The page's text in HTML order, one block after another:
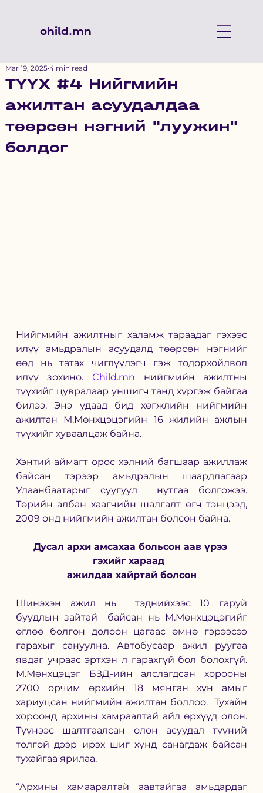
child.mn
ТҮҮХ #4 Нийгмийн
ажилтан асуудалдаа
төөрсөн нэгний "луужин"
болдог
Mar 19, 2025 4 min read
Нийгмийн ажилтныг халамж тараадаг гэхээс
илүү амьдралын асуудалд төөрсөн нэгнийг
өөд нь татах чиглүүлэгч гэж тодорхойлвол
илүү зохино. Child.mn нийгмийн ажилтны
түүхийг цувралаар уншигч танд хүргэж байгаа
билээ. Энэ удаад бид хөгжлийн нийгмийн
ажилтан М.Мөнхцэцэгийн 16 жилийн ажлын
түүхийг хуваалцаж байна.
Хэнтий аймагт орос хэлний багшаар ажиллаж
байсан тэрээр амьдралын шаардлагаар
Улаанбаатарыг суугуул  нутгаа болгожээ.
Төрийн албан хаагчийн шалгалт өгч тэнцээд,
2009 онд нийгмийн ажилтан болсон байна.
Дусал архи амсахаа больсон аав үрээ
гэхийг хараад
ажилдаа хайртай болсон
Шинэхэн ажил нь  тэднийхээс 10 гаруй
буудлын зайтай  байсан нь М.Мөнхцэцэгийг
өглөө болгон долоон цагаас өмнө гэрээсээ
гарахыг сануулна. Автобусаар ажил руугаа
явдаг учраас эртхэн л гарахгүй бол болохгүй.
М.Мөнхцэцэг БЗД-ийн алслагдсан хорооны
2700 орчим өрхийн 18 мянган хүн амыг
хариуцсан нийгмийн ажилтан боллоо.  Тухайн
хороонд архины хамраалтай айл өрхүүд олон.
Түүнээс шалтгаалсан олон асуудал түүний
толгой дээр ирэх шиг хүнд санагдаж байсан
тухайгаа ярилаа.
“Архины хамааралтай аавтайгаа амьдардаг